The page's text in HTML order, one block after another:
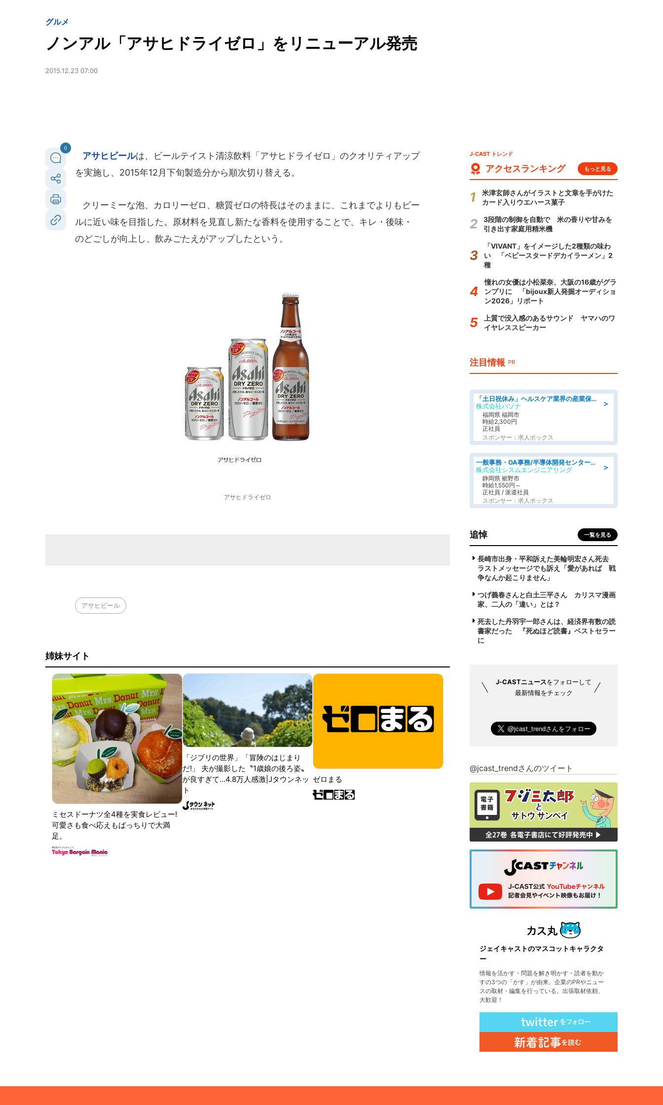
グルメ
ノンアル「アサヒドライゼロ」をリニューアル発売
2015.12.23 07:00
0
アサヒビールは、ビールテイスト清涼飲料「アサヒドライゼロ」のクオリティアップ
を実施し、2015年12月下旬製造分から順次切り替える。
クリーミーな泡、カロリーゼロ、糖質ゼロの特長はそのままに、これまでよりもビー
ルに近い味を目指した。原材料を見直し新たな香料を使用することで、キレ・後味・
のどごしが向上し、飲みごたえがアップしたという。
アサヒドライゼロ
アサヒビール
姉妹サイト
ミセスドーナツ全4種を実食レビュー!
可愛さも食べ応えもばっちりで大満
足。
「ジブリの世界」「冒険のはじまり
だ!」 夫が撮影した〝1歳娘の後ろ姿〟
が良すぎて...4.8万人感激|Jタウンネッ
ト
ゼロまる
J-CAST トレンド
アクセスランキング もっと見る
米津玄師さんがイラストと文章を手がけた
カード入りウエハース菓子
3段階の制御を自動で 米の香りや甘みを
引き出す家庭用精米機
「VIVANT」をイメージした2種類の味わ
い 「ベビースタードデカイラーメン」2
種
憧れの女優は小松菜奈、大阪の16歳がグラ
ンプリに 「bijoux新人発掘オーディショ
ン2026」リポート
上質で没入感のあるサウンド ヤマハのワ
イヤレススピーカー
注目情報 PR
＞
「土日祝休み」ヘルスケア業界の産業保健師/高時給/未経験OK/要資格:保健師、正看護師
株式会社パソナ
福岡県 福岡市
時給2,300円
正社員
スポンサー：求人ボックス
＞
一般事務・OA事務/半導体開発センター内で事務&軽作業スタッフ、募集
株式会社シスムエンジニアリング
静岡県 裾野市
時給1,550円～
正社員 / 派遣社員
スポンサー：求人ボックス
追悼 一覧を見る
長崎市出身・平和訴えた美輪明宏さん死去
ラストメッセージでも訴え「愛があれば 戦
争なんか起こりません」
つげ義春さんと白土三平さん カリスマ漫画
家、二人の「違い」とは？
死去した丹羽宇一郎さんは、経済界有数の読
書家だった 『死ぬほど読書』ベストセラー
に
J-CASTニュースをフォローして
最新情報をチェック
@jcast_trendさんのツイート
ジェイキャストのマスコットキャラクタ
ー
情報を活かす・問題を解き明かす・読者を動か
すの3つの「かす」が由来。企業のPRやニュー
スの取材・編集を行っている。出張取材依頼、
大歓迎！